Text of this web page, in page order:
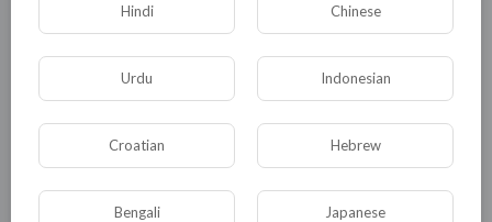
Комментариев нет
Hindi Chinese
Urdu Indonesian
Croatian Hebrew
Bengali Japanese